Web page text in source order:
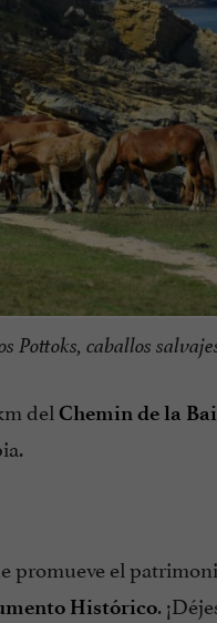
Pottoks, caballos
del Chemin de la
promueve el
Histórico.